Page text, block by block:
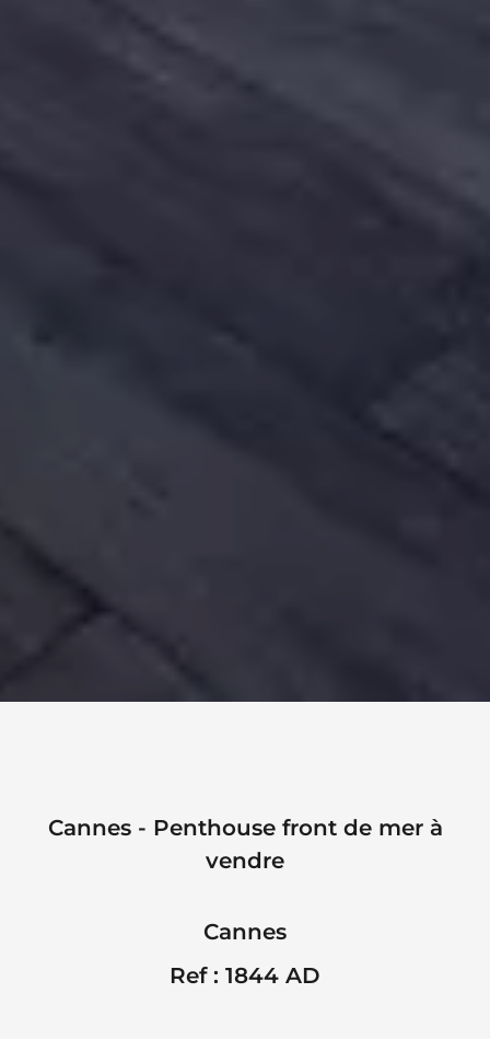
Cannes - Penthouse front de mer à
vendre
Cannes
Ref : 1844 AD